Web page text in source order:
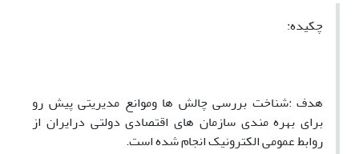
چکیده:
هدف :شناخت بررسی چالش ها وموانع مدیریتی پیش رو
برای بهره مندی سازمان های اقتصادی دولتی درایران از
روابط عمومی الکترونیک انجام شده است.